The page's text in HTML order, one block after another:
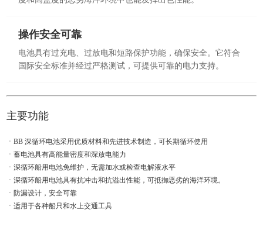
操作安全可靠
电池具有过充电、过放电和短路保护功能，确保安全。它符合
国际安全标准并经过严格测试，可提供可靠的电力支持。
主要功能
ㆍBB 深循环电池采用优质材料和先进技术制造，可长期循环使用
ㆍ蓄电池具有高能量密度和深放电能力
ㆍ深循环船用电池免维护，无需加水或检查电解液水平
ㆍ深循环船用电池具有抗冲击和抗溢出性能，可抵御恶劣的海洋环境。
ㆍ防漏设计，安全可靠
ㆍ适用于各种船只和水上交通工具